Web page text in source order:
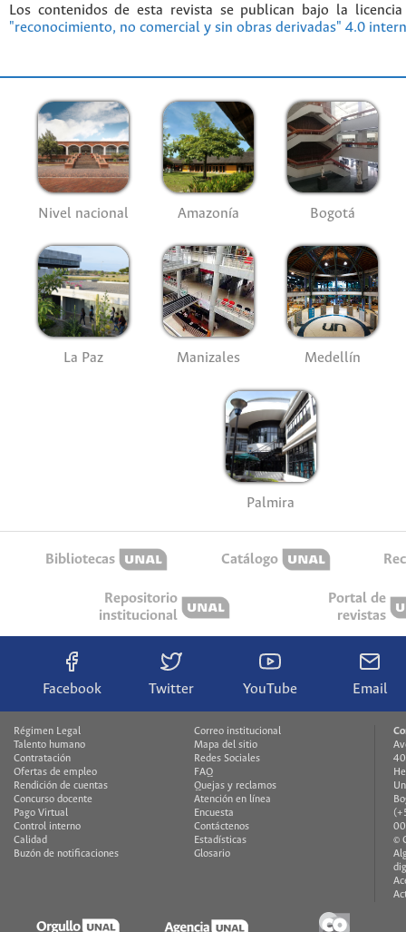
Los contenidos de esta revista se publican bajo la
"reconocimiento, no comercial y sin obras derivadas" 4.0
Nivel nacional Amazonía Bogotá
La Paz Manizales Medellín
Palmira
Bibliotecas Catálogo
Repositorio
institucional
Portal de
revistas
Facebook Twitter YouTube Email
Régimen Legal
Talento humano
Contratación
Ofertas de empleo
Rendición de cuentas
Concurso docente
Pago Virtual
Control interno
Calidad
Buzón de notificaciones
Correo institucional
Mapa del sitio
Redes Sociales
FAQ
Quejas y reclamos
Atención en línea
Encuesta
Contáctenos
Estadísticas
Glosario
©